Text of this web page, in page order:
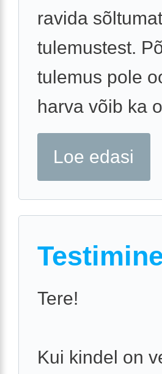
ravida
tulemustest.
tulemus pole
harva võib ka
Loe edasi
Tere!
Kui kindel on